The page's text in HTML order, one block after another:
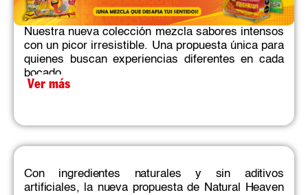
Nuestra nueva colección mezcla sabores intensos
con un picor irresistible. Una propuesta única para
quienes buscan experiencias diferentes en cada
bocado.​
Ver más
Con ingredientes naturales y sin aditivos
artificiales, la nueva propuesta de Natural Heaven